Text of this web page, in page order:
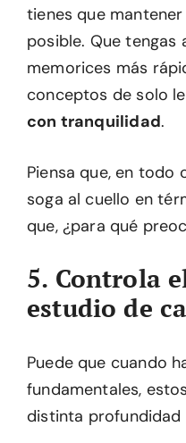
tienes que
posible. Que tengas
memorices más
conceptos de solo
con tranquilidad.
Piensa que, en todo
soga al cuello en
que, ¿para qué
5. Controla
estudio de
Puede que cuando
fundamentales,
distinta profundidad